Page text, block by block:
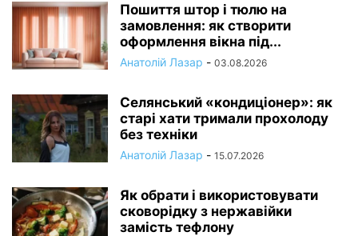
Пошиття штор і тюлю на
замовлення: як створити
оформлення вікна під...
Анатолій Лазар - 03.08.2026
Селянський «кондиціонер»: як
старі хати тримали прохолоду
без техніки
Анатолій Лазар - 15.07.2026
Як обрати і використовувати
сковорідку з нержавійки
замість тефлону